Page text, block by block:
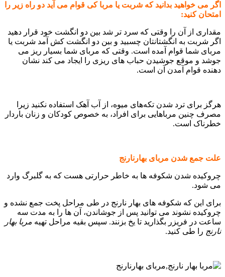
اگر می خواهید بدانید که شربت یا مربا کی قوام می آید دو راه زیر را
امتحان کنید:
مقداری از آن را وقتی که سرد تر شد بین دو انگشت خود قرار دهید
اگر شربت به انگشتانتان چسبید و بین دو انگشت کش آمد شربت یا
مربای شما قوام آمده است. وقتی که مربای شما بسیار ریز می
جوشد و موقع جوشیدن حباب های ریزی را ایجاد می کند نشان
دهنده قوام آمدن آن است.
هرگز برای ترد شدن تکه‌های میوه، از آب آهک استفاده نکنید زیرا
مصرف چنین مرباهایی برای افراد، به خصوص کودکان و زنان باردار
خطرناک است.
علت جمع شدن مربای بهارنارنج
چروکیده شدن شکوفه ها به خاطر حرارتی هست که به گلبرگ وارد
می شود.
برای این که شکوفه های بهار نارنج در طی مراحل پخت جمع نشده و
چروکیده نشوند می توانید پس از جوشاندن، آن ها را به مدت سه
ساعت در فریزر بگذارید تا یخ بزنند. سپس بقیه مراحل تهیه مربا بهار
نارنج را طی کنید.